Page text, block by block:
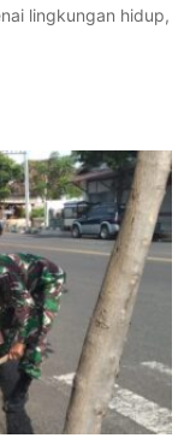
lingkungan hidup,